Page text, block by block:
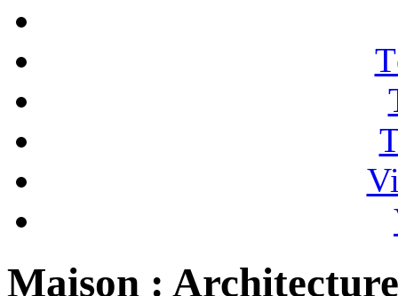
Maison : Architecture